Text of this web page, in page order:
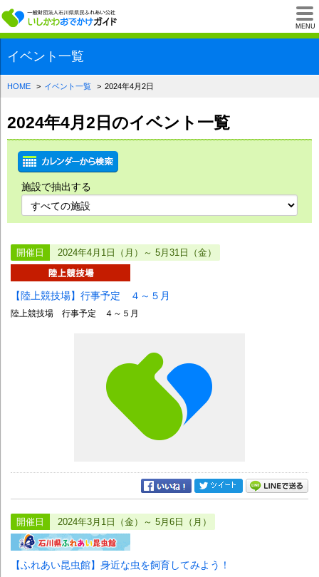
MENU
一般財団法人石川
イベント一覧
HOME イベント一覧 2024年4月2日
2024年4月2日のイベント一覧
施設で抽出する
開催日 2024年4月1日（月）～ 5月31日（金）
【陸上競技場】行事予定 ４～５月
陸上競技場 行事予定 ４～５月
開催日 2024年3月1日（金）～ 5月6日（月）
【ふれあい昆虫館】身近な虫を飼育してみよう！